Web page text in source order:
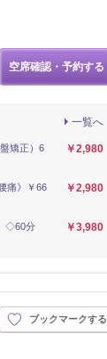
空席確認・予約する
一覧へ
矯正）6
￥2,980
痛》￥66
￥2,980
◇60分
￥3,980
ブックマークする